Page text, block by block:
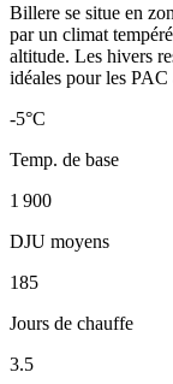
Billere se situe en
par un climat
altitude. Les hivers
idéales pour les PAC
-5°C
Temp. de base
1 900
DJU moyens
185
Jours de chauffe
3.5